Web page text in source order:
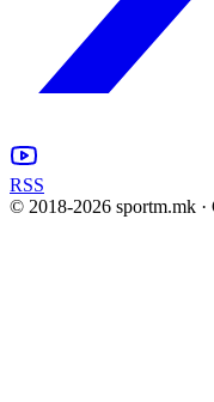
RSS
© 2018-2026 sportm.mk